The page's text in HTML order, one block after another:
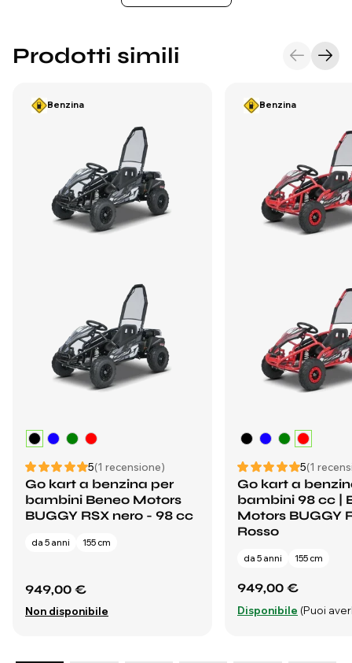
Prodotti simili
Benzina
5(1 recensione)
Go kart a benzina per
bambini Beneo Motors
BUGGY RSX nero - 98 cc
da 5 anni 155 cm
949,00 €
Non disponibile
Benzina
5(1
Go kart a
bambini 98 cc |
Motors BUGGY
Rosso
da 5 anni 155 cm
949,00 €
Disponibile (Puoi